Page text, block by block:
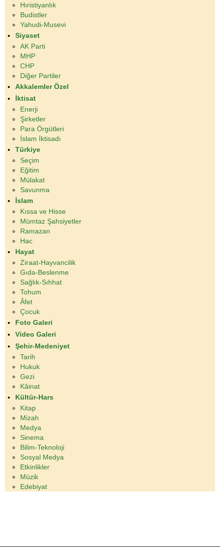
Hıristiyanlık
Budistler
Yahudi-Musevi
Siyaset
AK Parti
MHP
CHP
Diğer Partiler
Akkalemler Özel
İktisat
Enerji
Şirketler
Para Örgütleri
İslam İktisadı
Türkiye
Seçim
Eğitim
Mülakat
Savunma
İslam
Kıssa ve Hisse
Mümtaz Şahsiyetler
Ramazan
Hac
Hayat
Ziraat-Hayvancilik
Gıda-Beslenme
Sağlık-Sıhhat
Tohum
Âfet
Çocuk
Foto Galeri
Video Galeri
Şehir-Medeniyet
Tarih
Hukuk
Gezi
Kâinat
Kültür-Hars
Kitap
Mizah
Medya
Sinema
Bilim-Teknoloji
Sosyal Medya
Etkinlikler
Müzik
Edebiyat